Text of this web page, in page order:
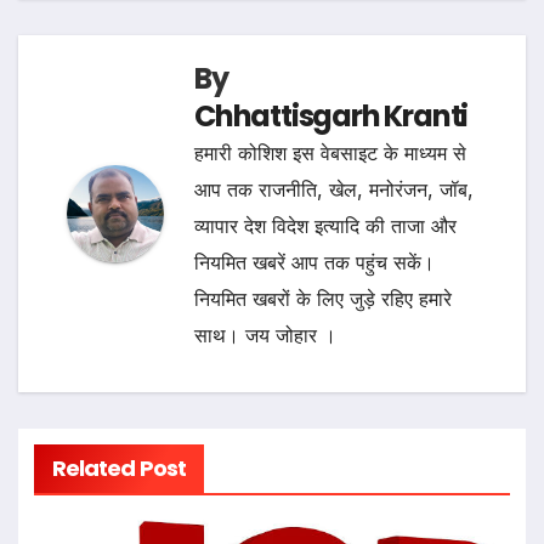
By
Chhattisgarh Kranti
हमारी कोशिश इस वेबसाइट के माध्यम से
आप तक राजनीति, खेल, मनोरंजन, जॉब,
व्यापार देश विदेश इत्यादि की ताजा और
नियमित खबरें आप तक पहुंच सकें।
नियमित खबरों के लिए जुड़े रहिए हमारे
साथ। जय जोहार ।
Related Post